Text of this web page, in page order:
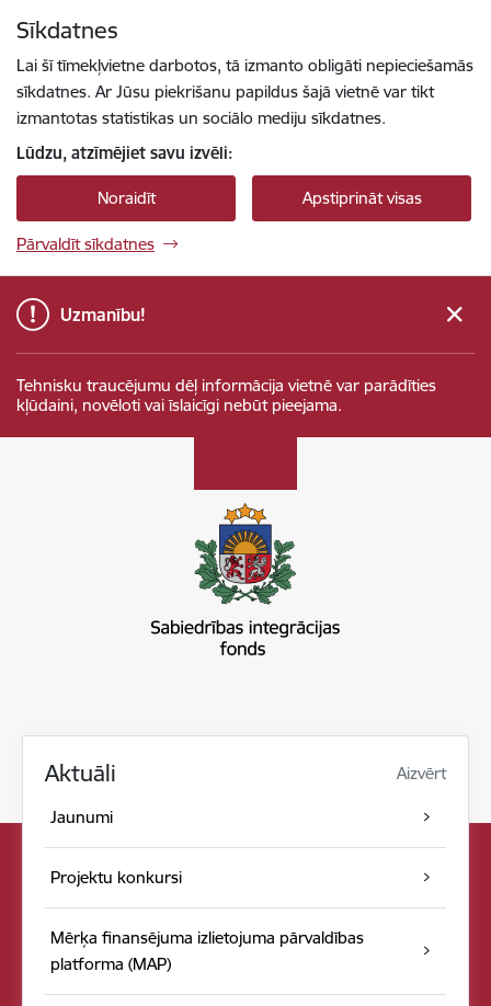
Sīkdatnes
Lai šī tīmekļvietne darbotos, tā izmanto obligāti nepieciešamās
sīkdatnes. Ar Jūsu piekrišanu papildus šajā vietnē var tikt
izmantotas statistikas un sociālo mediju sīkdatnes.
Lūdzu, atzīmējiet savu izvēli:
Noraidīt Apstiprināt visas
Pārvaldīt sīkdatnes
Uzmanību!
Tehnisku traucējumu dēļ informācija vietnē var parādīties
kļūdaini, novēloti vai īslaicīgi nebūt pieejama.
Aktuāli Aizvērt
Jaunumi
Projektu konkursi
Mērķa finansējuma izlietojuma pārvaldības
platforma (MAP)